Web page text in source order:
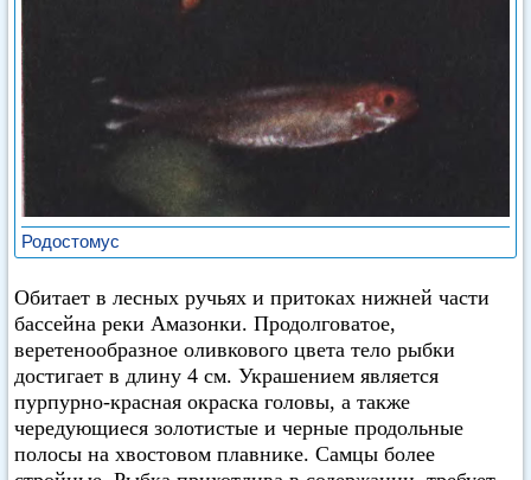
Родостомус
Обитает в лесных ручьях и притоках нижней части
бассейна реки Амазонки. Продолговатое,
веретенообразное оливкового цвета тело рыбки
достигает в длину 4 см. Украшением является
пурпурно-красная окраска головы, а также
чередующиеся золотистые и черные продольные
полосы на хвостовом плавнике. Самцы более